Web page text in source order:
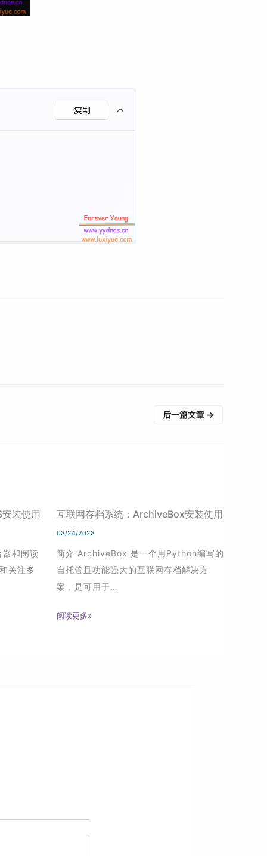
后一篇文章 →
装使用
和阅读
关注多
互联网存档系统：ArchiveBox安装使用
03/24/2023
简介 ArchiveBox 是一个用Python编写的
自托管且功能强大的互联网存档解决方
案，是可用于…
阅读更多»